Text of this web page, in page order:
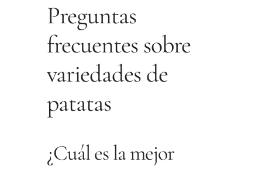
Preguntas
frecuentes sobre
variedades de
patatas
¿Cuál es la mejor